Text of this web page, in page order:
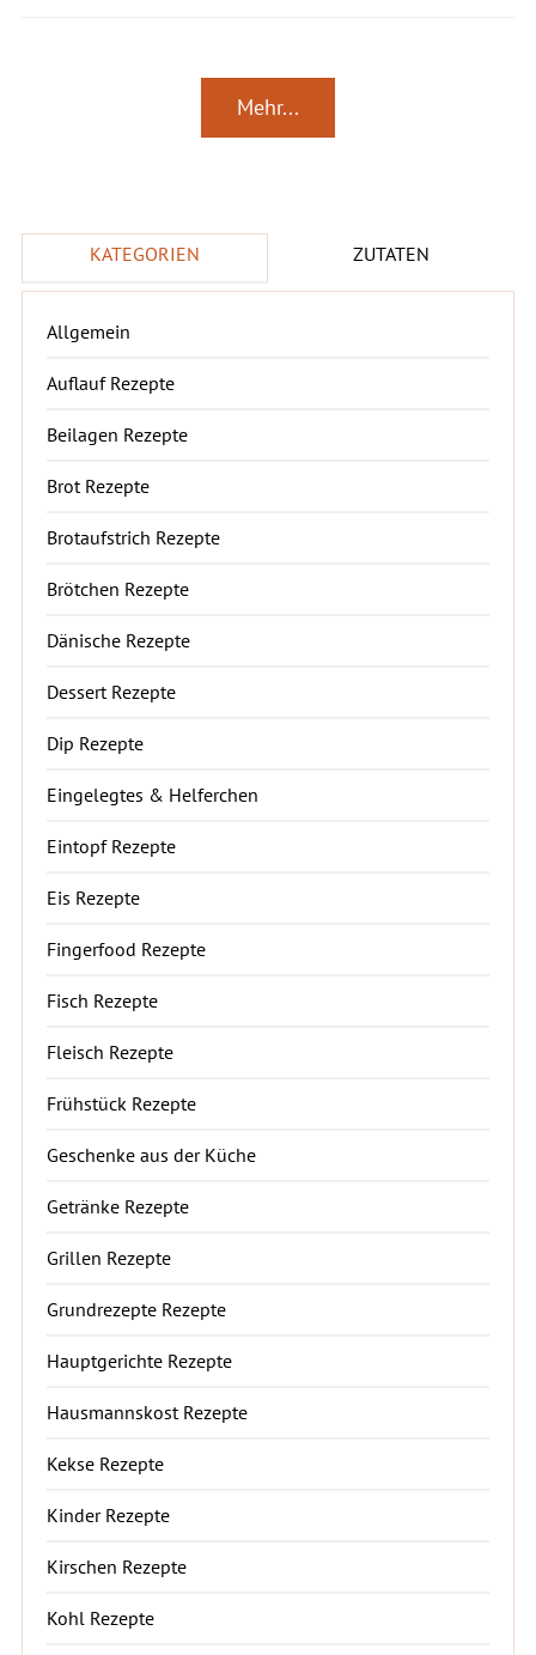
Mehr...
KATEGORIEN ZUTATEN
Allgemein
Auflauf Rezepte
Beilagen Rezepte
Brot Rezepte
Brotaufstrich Rezepte
Brötchen Rezepte
Dänische Rezepte
Dessert Rezepte
Dip Rezepte
Eingelegtes & Helferchen
Eintopf Rezepte
Eis Rezepte
Fingerfood Rezepte
Fisch Rezepte
Fleisch Rezepte
Frühstück Rezepte
Geschenke aus der Küche
Getränke Rezepte
Grillen Rezepte
Grundrezepte Rezepte
Hauptgerichte Rezepte
Hausmannskost Rezepte
Kekse Rezepte
Kinder Rezepte
Kirschen Rezepte
Kohl Rezepte